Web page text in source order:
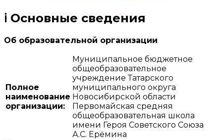
ℹ️ Основные сведения
Об образовательной организации
Полное
наименование
организации:
Муниципальное бюджетное
общеобразовательное
учреждение Татарского
муниципального округа
Новосибирской области
Первомайская средняя
общеобразовательная школа
имени Героя Советского Союза
А.С. Ерёмина